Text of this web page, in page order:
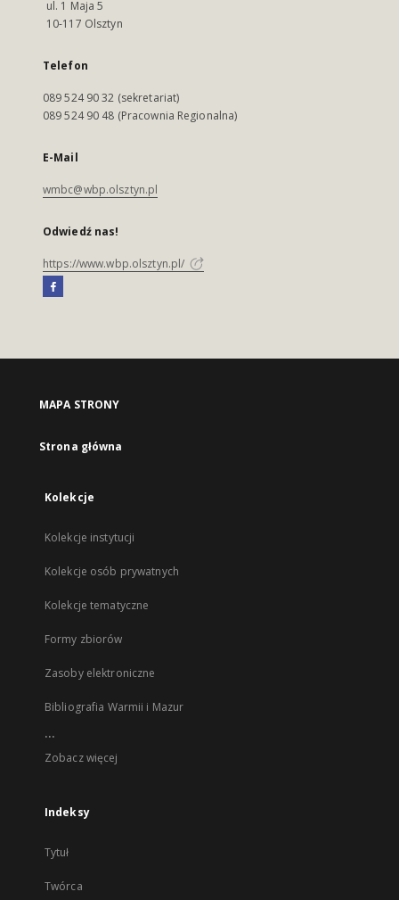
ul. 1 Maja 5
10-117 Olsztyn
Telefon
089 524 90 32 (sekretariat)
089 524 90 48 (Pracownia Regionalna)
E-Mail
wmbc@wbp.olsztyn.pl
Odwiedź nas!
https://www.wbp.olsztyn.pl/
MAPA STRONY
Strona główna
Kolekcje
Kolekcje instytucji
Kolekcje osób prywatnych
Kolekcje tematyczne
Formy zbiorów
Zasoby elektroniczne
Bibliografia Warmii i Mazur
...
Zobacz więcej
Indeksy
Tytuł
Twórca